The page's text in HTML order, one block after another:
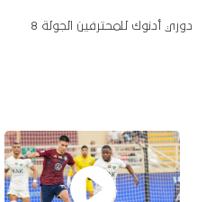
دوري أدنوك للمحترفين الجولة 8